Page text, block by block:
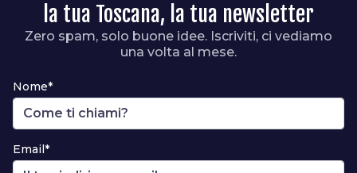
la tua Toscana, la tua newsletter
Zero spam, solo buone idee. Iscriviti, ci vediamo
una volta al mese.
Nome*
Email*